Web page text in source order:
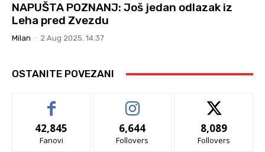
NAPUŠTA POZNANJ: Još jedan odlazak iz
Leha pred Zvezdu
Milan - 2 Aug 2025. 14:37
OSTANITE POVEZANI
42,845
Fanovi
6,644
Follovers
8,089
Follovers